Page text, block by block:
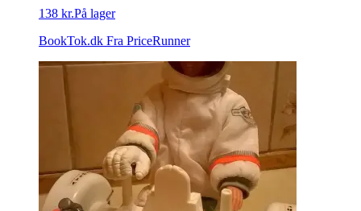
138 kr.På lager
BookTok.dk Fra PriceRunner